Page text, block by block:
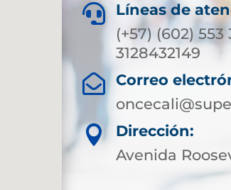

Líneas de
(+57) (602)
3128432149

Correo

Dirección:
Avenida